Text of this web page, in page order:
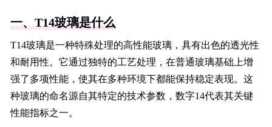
一、T14玻璃是什么
T14玻璃是一种特殊处理的高性能玻璃，具有出色的透光性
和耐用性。它通过独特的工艺处理，在普通玻璃基础上增
强了多项性能，使其在多种环境下都能保持稳定表现。这
种玻璃的命名源自其特定的技术参数，数字14代表其关键
性能指标之一。